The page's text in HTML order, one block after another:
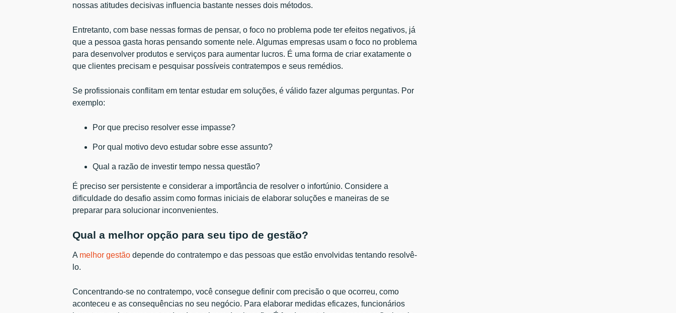
nossas atitudes decisivas influencia bastante nesses dois métodos.
Entretanto, com base nessas formas de pensar, o foco no problema pode ter efeitos negativos, já
que a pessoa gasta horas pensando somente nele. Algumas empresas usam o foco no problema
para desenvolver produtos e serviços para aumentar lucros. É uma forma de criar exatamente o
que clientes precisam e pesquisar possíveis contratempos e seus remédios.
Se profissionais conflitam em tentar estudar em soluções, é válido fazer algumas perguntas. Por
exemplo:
Por que preciso resolver esse impasse?
Por qual motivo devo estudar sobre esse assunto?
Qual a razão de investir tempo nessa questão?
É preciso ser persistente e considerar a importância de resolver o infortúnio. Considere a
dificuldade do desafio assim como formas iniciais de elaborar soluções e maneiras de se
preparar para solucionar inconvenientes.
Qual a melhor opção para seu tipo de gestão?
A melhor gestão depende do contratempo e das pessoas que estão envolvidas tentando resolvê-
lo.
Concentrando-se no contratempo, você consegue definir com precisão o que ocorreu, como
aconteceu e as consequências no seu negócio. Para elaborar medidas eficazes, funcionários